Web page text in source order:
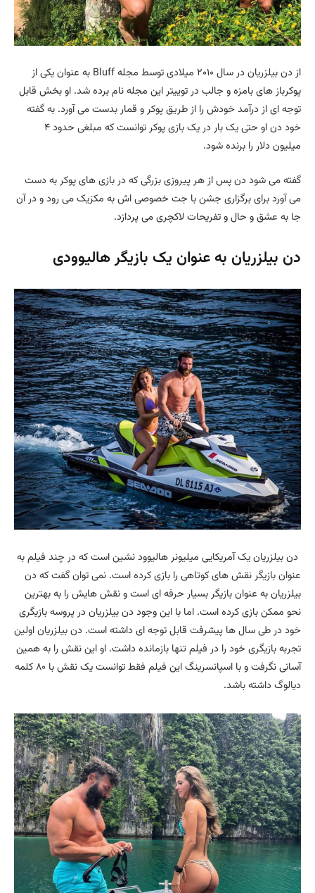
از دن بیلزریان در سال ۲۰۱۰ میلادی توسط مجله Bluff به عنوان یکی از
پوکرباز های بامزه و جالب در توییتر این مجله نام برده شد. او بخش قابل
توجه ای از درآمد خودش را از طریق پوکر و قمار بدست می آورد. به گفته
خود دن او حتی یک بار در یک بازی پوکر توانست که مبلغی حدود ۴
میلیون دلار را برنده شود.
گفته می شود دن پس از هر پیروزی بزرگی که در بازی های پوکر به دست
می آورد برای برگزاری جشن با جت خصوصی اش به مکزیک می رود و در آن
جا به عشق و حال و تفریحات لاکچری می پردازد.
دن بیلزریان به عنوان یک بازیگر هالیوودی
دن بیلزریان یک آمریکایی میلیونر هالیوود نشین است که در چند فیلم به
عنوان بازیگر نقش های کوتاهی را بازی کرده است. نمی توان گفت که دن
بیلزریان به عنوان بازیگر بسیار حرفه ای است و نقش هایش را به بهترین
نحو ممکن بازی کرده است. اما با این وجود دن بیلزریان در پروسه بازیگری
خود در طی سال ها پیشرفت قابل توجه ای داشته است. دن بیلزریان اولین
تجربه بازیگری خود را در فیلم تنها بازمانده داشت. او این نقش را به همین
آسانی نگرفت و با اسپانسرینگ این فیلم فقط توانست یک نقش با ۸۰ کلمه
دیالوگ داشته باشد.